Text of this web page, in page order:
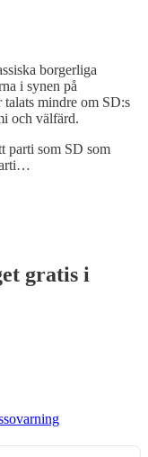
borgerliga
i synen på
mindre om SD:s
och välfärd.
parti som SD som
gratis i